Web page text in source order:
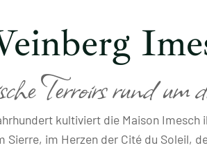
Terroirs rund um
kultiviert die Maison Imesch
Sierre, im Herzen der Cité du Soleil,